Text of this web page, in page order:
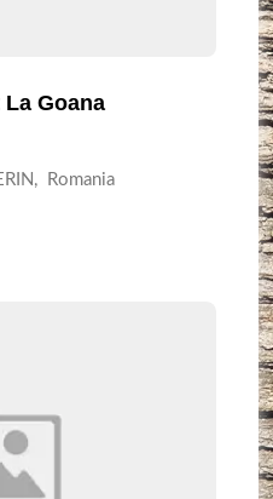
Goana
, Romania